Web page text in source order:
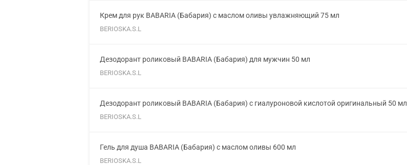
Крем для рук BABARIA (Бабария) с маслом оливы увлажняющий 75 мл
BERIOSKA.S.L
Дезодорант роликовый BABARIA (Бабария) для мужчин 50 мл
BERIOSKA.S.L
Дезодорант роликовый BABARIA (Бабария) с гиалуроновой кислотой оригинальный 50 мл
BERIOSKA.S.L
Гель для душа BABARIA (Бабария) с маслом оливы 600 мл
BERIOSKA.S.L